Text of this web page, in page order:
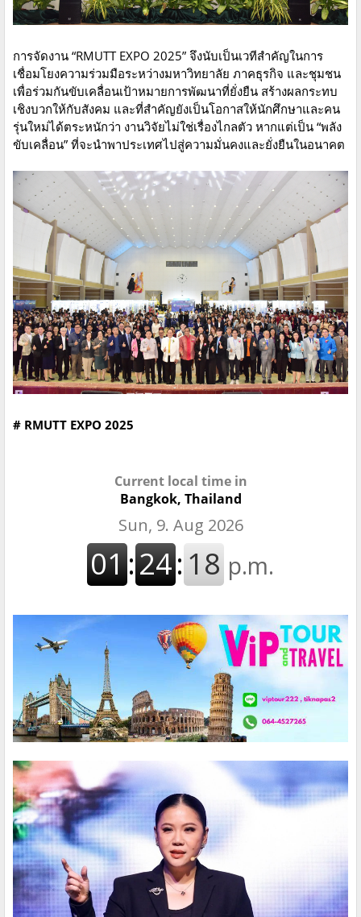
การจัดงาน “RMUTT EXPO 2025” จึงนับเป็นเวทีสำคัญในการ
เชื่อมโยงความร่วมมือระหว่างมหาวิทยาลัย ภาคธุรกิจ และชุมชน
เพื่อร่วมกันขับเคลื่อนเป้าหมายการพัฒนาที่ยั่งยืน สร้างผลกระทบ
เชิงบวกให้กับสังคม และที่สำคัญยังเป็นโอกาสให้นักศึกษาและคน
รุ่นใหม่ได้ตระหนักว่า งานวิจัยไม่ใช่เรื่องไกลตัว หากแต่เป็น “พลัง
ขับเคลื่อน” ที่จะนำพาประเทศไปสู่ความมั่นคงและยั่งยืนในอนาคต
# RMUTT EXPO 2025
Current local time in
Bangkok, Thailand